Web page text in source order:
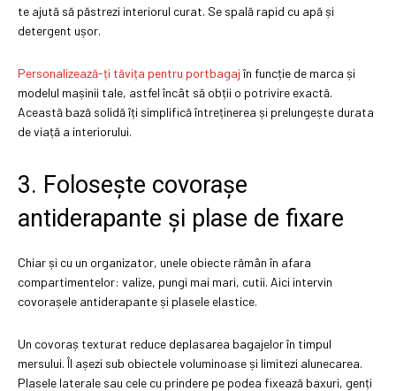
te ajută să păstrezi interiorul curat. Se spală rapid cu apă și
detergent ușor.
Personalizează-ți tăvița pentru portbagaj în funcție de marca și
modelul mașinii tale, astfel încât să obții o potrivire exactă.
Această bază solidă îți simplifică întreținerea și prelungește durata
de viață a interiorului.
3. Folosește covorașe
antiderapante și plase de fixare
Chiar și cu un organizator, unele obiecte rămân în afara
compartimentelor: valize, pungi mai mari, cutii. Aici intervin
covorașele antiderapante și plasele elastice.
Un covoraș texturat reduce deplasarea bagajelor în timpul
mersului. Îl așezi sub obiectele voluminoase și limitezi alunecarea.
Plasele laterale sau cele cu prindere pe podea fixează baxuri, genți